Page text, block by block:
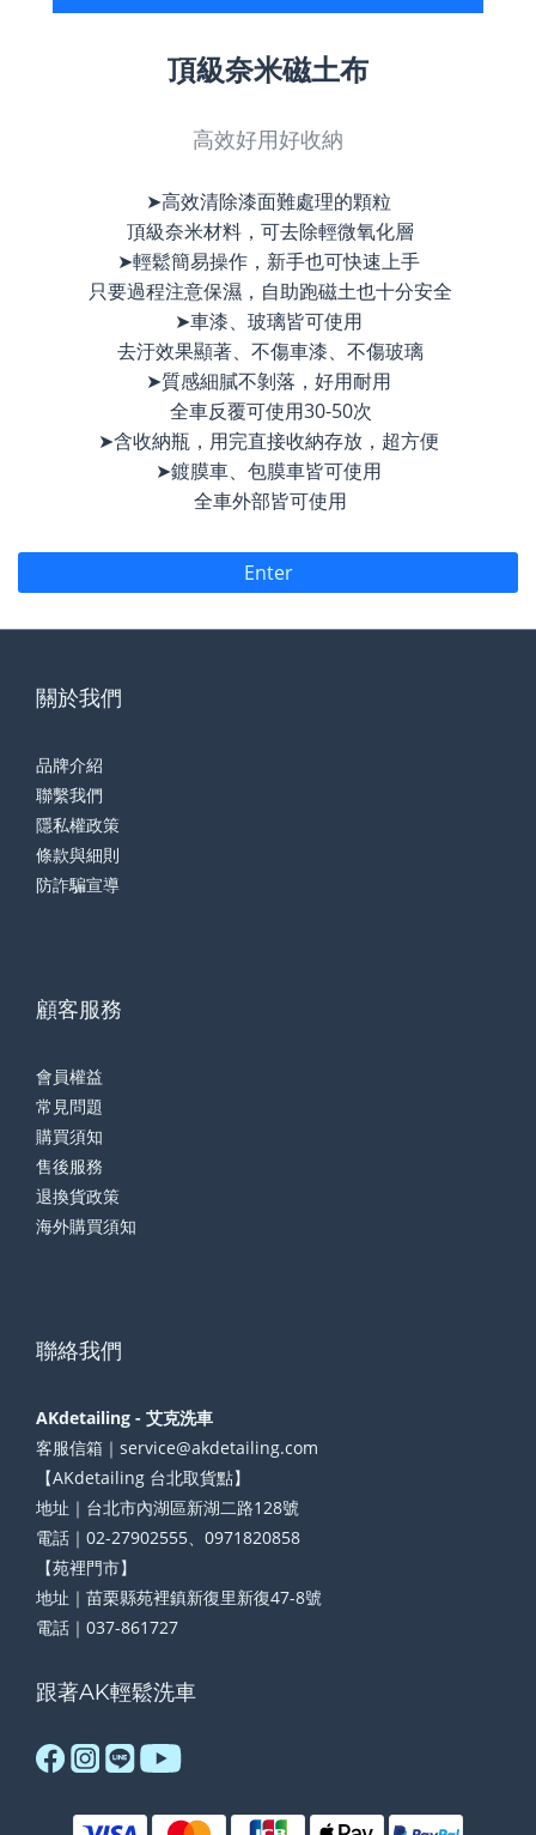
頂級奈米磁土布
高效好用好收納
➤高效清除漆面難處理的顆粒
頂級奈米材料，可去除輕微氧化層
➤輕鬆簡易操作，新手也可快速上手
只要過程注意保濕，自助跑磁土也十分安全
➤車漆、玻璃皆可使用
去汙效果顯著、不傷車漆、不傷玻璃
➤質感細膩不剝落，好用耐用
全車反覆可使用30-50次
➤含收納瓶，用完直接收納存放，超方便
➤鍍膜車、包膜車皆可使用
全車外部皆可使用
Enter
關於我們
品牌介紹
聯繫我們
隱私權政策
條款與細則
防詐騙宣導
顧客服務
會員權益
常見問題
購買須知
售後服務
退換貨政策
海外購買須知
聯絡我們
AKdetailing - 艾克洗車
客服信箱｜service@akdetailing.com
【AKdetailing 台北取貨點】
地址｜台北市內湖區新湖二路128號
電話｜02-27902555、0971820858
【苑裡門市】
地址｜苗栗縣苑裡鎮新復里新復47-8號
電話｜037-861727
跟著AK輕鬆洗車